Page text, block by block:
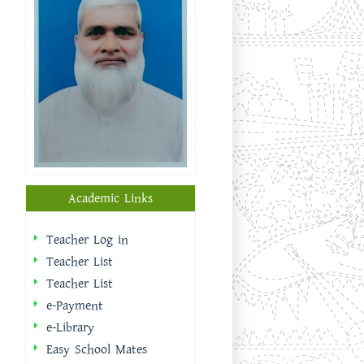
Academic Links
Teacher Log in
Teacher List
Teacher List
e-Payment
e-Library
Easy School Mates